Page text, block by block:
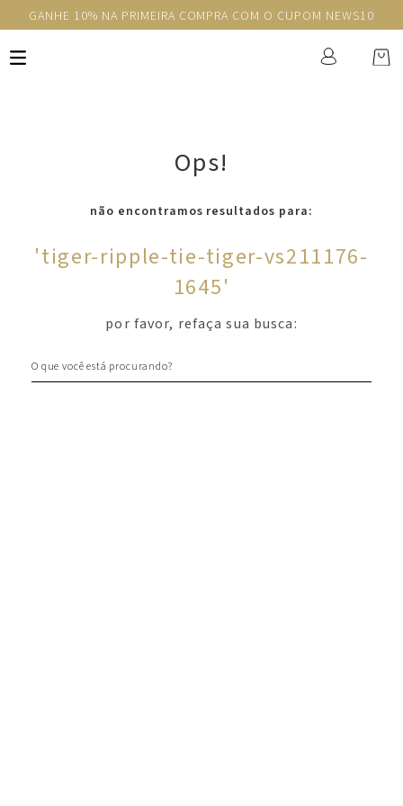
GANHE 10% NA PRIMEIRA COMPRA COM O CUPOM NEWS10
Ops!
não encontramos resultados para:
'tiger-ripple-tie-tiger-vs211176-
1645'
por favor, refaça sua busca: